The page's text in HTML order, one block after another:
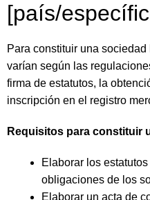
[país/
Para constituir una
varían según las
firma de estatutos, la
inscripción en el registro
Requisitos para constituir
Elaborar los
obligaciones de los
Elaborar un acta de